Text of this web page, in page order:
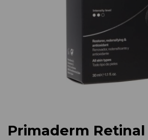
Primaderm Retinal